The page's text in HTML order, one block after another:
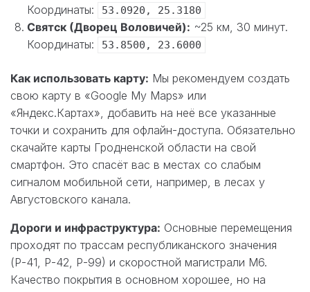
Координаты:
53.0920, 25.3180
Святск (Дворец Воловичей): ~25 км, 30 минут.
Координаты:
53.8500, 23.6000
Как использовать карту: Мы рекомендуем создать
свою карту в «Google My Maps» или
«Яндекс.Картах», добавить на неё все указанные
точки и сохранить для офлайн-доступа. Обязательно
скачайте карты Гродненской области на свой
смартфон. Это спасёт вас в местах со слабым
сигналом мобильной сети, например, в лесах у
Августовского канала.
Дороги и инфраструктура: Основные перемещения
проходят по трассам республиканского значения
(Р-41, Р-42, Р-99) и скоростной магистрали М6.
Качество покрытия в основном хорошее, но на